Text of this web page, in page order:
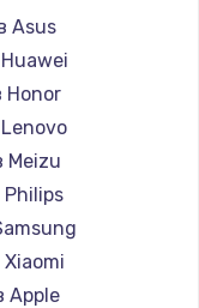
Asus
Honor
Meizu
Apple